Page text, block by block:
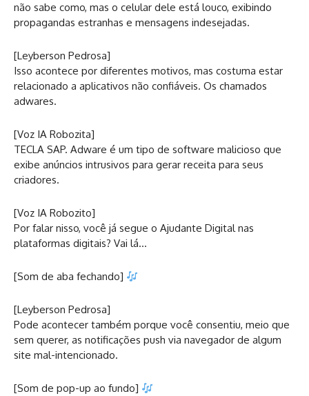
não sabe como, mas o celular dele está louco, exibindo
propagandas estranhas e mensagens indesejadas.
[Leyberson Pedrosa]
Isso acontece por diferentes motivos, mas costuma estar
relacionado a aplicativos não confiáveis. Os chamados
adwares.
[Voz IA Robozita]
TECLA SAP. Adware é um tipo de software malicioso que
exibe anúncios intrusivos para gerar receita para seus
criadores.
[Voz IA Robozito]
Por falar nisso, você já segue o Ajudante Digital nas
plataformas digitais? Vai lá…
[Som de aba fechando]
[Leyberson Pedrosa]
Pode acontecer também porque você consentiu, meio que
sem querer, as notificações push via navegador de algum
site mal-intencionado.
[Som de pop-up ao fundo]